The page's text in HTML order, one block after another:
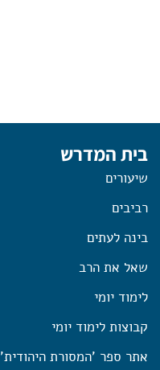
בית המדרש
שיעורים
רביבים
בינה לעתים
שאל את הרב
לימוד יומי
קבוצות לימוד יומי
אתר ספר 'המסורת היהודית'